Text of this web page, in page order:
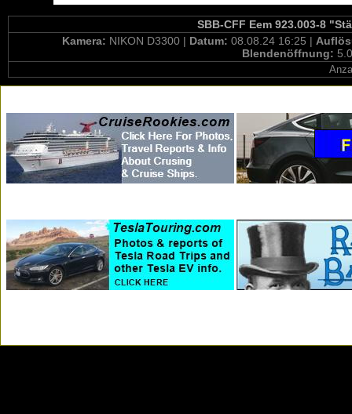
SBB-CFF Eem 923.003-8
Kamera: NIKON D3300 | Datum: 08.08.24 16:25 |
Blendenöffnung: